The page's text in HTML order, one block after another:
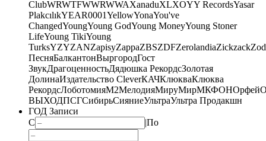
ClubWRWTFWWRWWAXanaduXLXOYY RecordsYasar
PlakcılıkYEAR0001YellowYonaYou've
ChangedYoungYoung GodYoung MoneyYoung Stoner
LifeYoung TikiYoung
TurksYZYZANZapisyZappaZBSZDFZerolandiaZickzack
ПесняБалкантонВыргородГост
ЗвукДрагоценностьДядюшка РекордсЗолотая
ДолинаИздательство CleverКАЧКлюкваКлюква
РекордсЛоботомияМ2МелодияМируМирМКФОНОрфей
ВЫХОДПСГСибирьСияниеУльтраУльтра Продакшн
ГОД Записи
С
|По